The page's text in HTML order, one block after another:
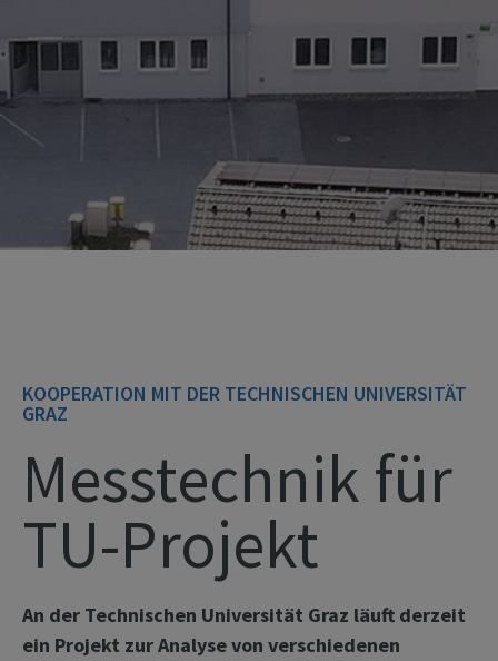
KOOPERATION MIT DER TECHNISCHEN UNIVERSITÄT
GRAZ
Messtechnik für
TU-Projekt
An der Technischen Universität Graz läuft derzeit
ein Projekt zur Analyse von verschiedenen